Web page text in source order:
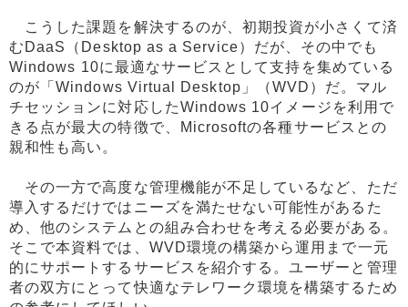
こうした課題を解決するのが、初期投資が小さくて済
むDaaS（Desktop as a Service）だが、その中でも
Windows 10に最適なサービスとして支持を集めている
のが「Windows Virtual Desktop」（WVD）だ。マル
チセッションに対応したWindows 10イメージを利用で
きる点が最大の特徴で、Microsoftの各種サービスとの
親和性も高い。
その一方で高度な管理機能が不足しているなど、ただ
導入するだけではニーズを満たせない可能性があるた
め、他のシステムとの組み合わせを考える必要がある。
そこで本資料では、WVD環境の構築から運用まで一元
的にサポートするサービスを紹介する。ユーザーと管理
者の双方にとって快適なテレワーク環境を構築するため